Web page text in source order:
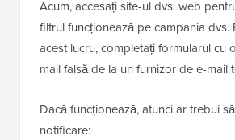
Acum, accesați site-ul dvs. web
filtrul funcționează pe campania dvs.
acest lucru, completați formularul cu
mail falsă de la un furnizor de e-mail
Dacă funcționează, atunci ar trebui
notificare: